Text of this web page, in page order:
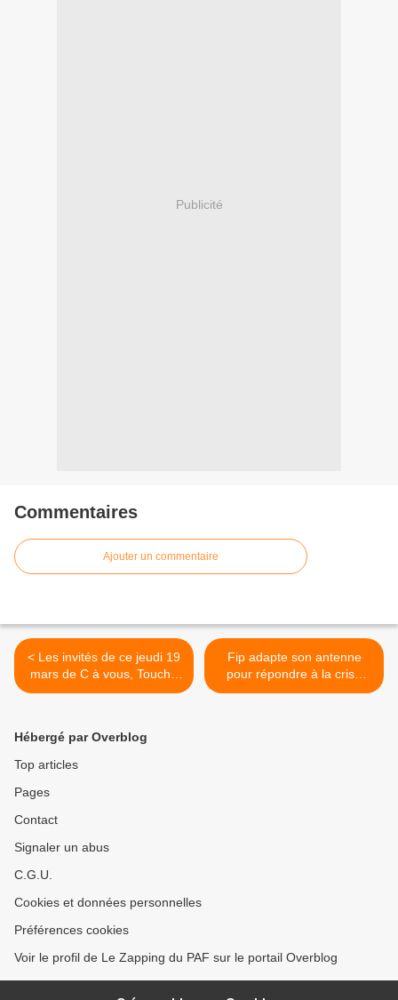
Publicité
Commentaires
Ajouter un commentaire
< Les invités de ce jeudi 19
mars de C à vous, Touche
pas à mon poste, Quotidien
Fip adapte son antenne
pour répondre à la crise
sanitaire du Coronavirus >
Hébergé par Overblog
Top articles
Pages
Contact
Signaler un abus
C.G.U.
Cookies et données personnelles
Préférences cookies
Voir le profil de Le Zapping du PAF sur le portail Overblog